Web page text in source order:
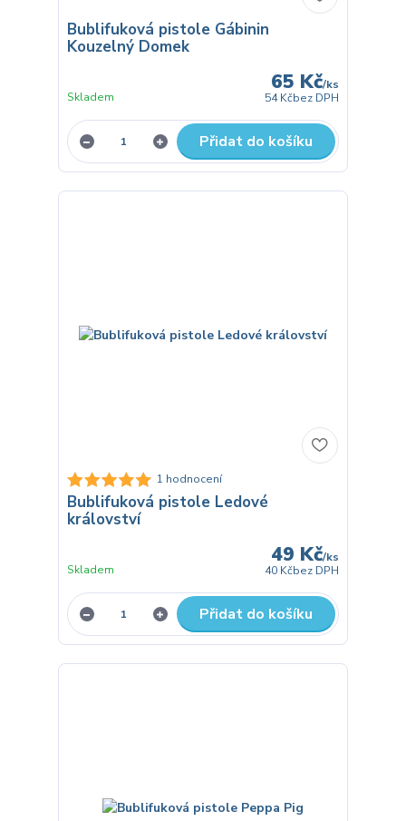
Bublifuková pistole Gábinin
Kouzelný Domek
65 Kč/ks
54 Kčbez DPH
Skladem
Přidat do košíku
1 hodnocení
Bublifuková pistole Ledové
království
49 Kč/ks
40 Kčbez DPH
Skladem
Přidat do košíku